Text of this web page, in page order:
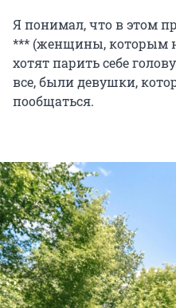
Я понимал, что в этом
*** (женщины, которым
хотят парить себе
все, были девушки,
пообщаться.